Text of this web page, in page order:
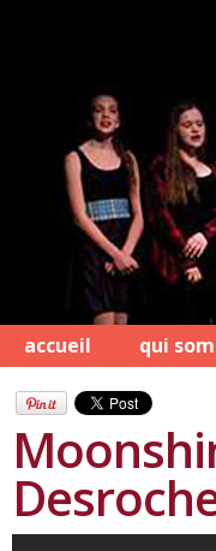
accueil qui